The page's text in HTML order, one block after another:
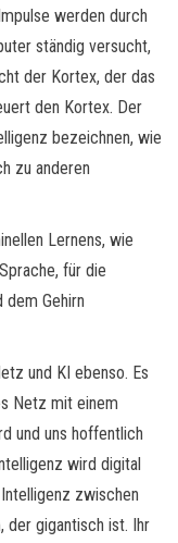
werden durch
ständig versucht,
der Kortex, der das
den Kortex. Der
bezeichnen, wie
zu anderen
Lernens, wie
für die
dem Gehirn
und KI ebenso. Es
Netz mit einem
und uns hoffentlich
wird digital
zwischen
der gigantisch ist. Ihr